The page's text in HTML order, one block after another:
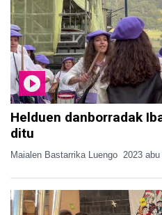
Helduen danborradak
ditu
Maialen Bastarrika Luengo 2023 abu